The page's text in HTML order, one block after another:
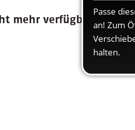
mehr verfügbar.